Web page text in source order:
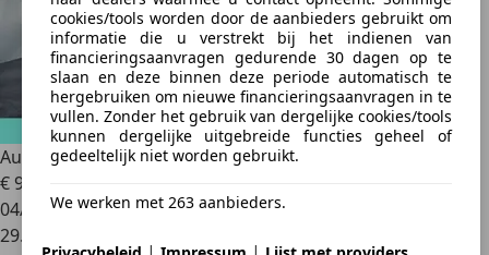
cookies/tools worden door de aanbieders gebruikt om
informatie die u verstrekt bij het indienen van
financieringsaanvragen gedurende 30 dagen op te
slaan en deze binnen deze periode automatisch te
hergebruiken om nieuwe financieringsaanvragen in te
vullen. Zonder het gebruik van dergelijke cookies/tools
kunnen dergelijke uitgebreide functies geheel of
gedeeltelijk niet worden gebruikt.
We werken met 263 aanbieders.
Audi RS7-28% 4.0 V8 TFSI 600ch quattro tiptronic 8 53cv
€ 99.950
04/2021
29.394 km